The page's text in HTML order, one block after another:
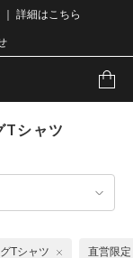
詳細はこちら
Tシャツ
Tシャツ 直営限定